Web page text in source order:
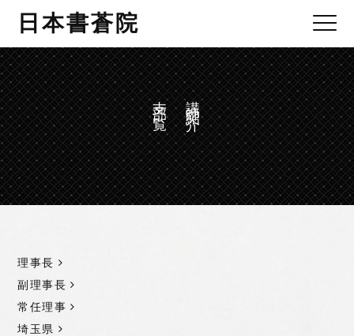
日本書蒼院
講師紹介
支部一覧
理事長
副理事長
常任理事
埼玉県